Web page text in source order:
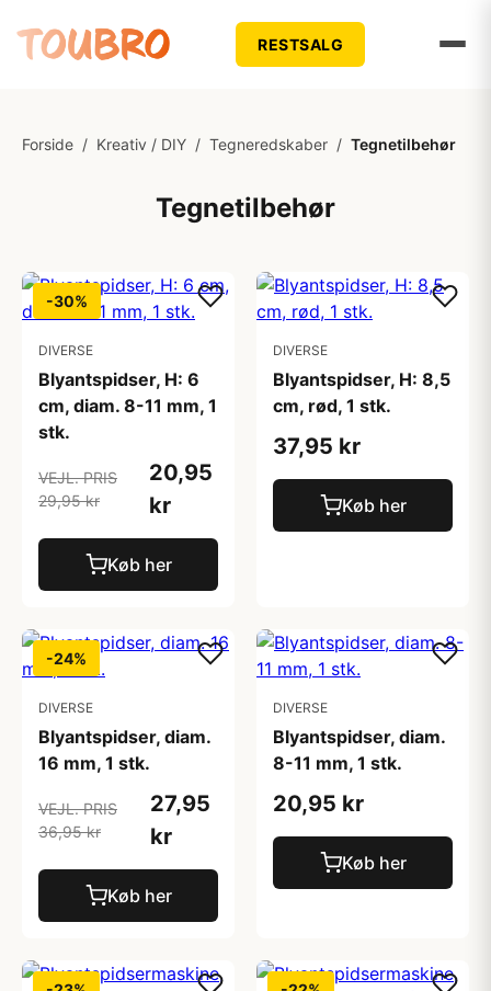
RESTSALG
Forside / Kreativ / DIY / Tegneredskaber / Tegnetilbehør
Tegnetilbehør
-30%
DIVERSE
Blyantspidser, H: 6
cm, diam. 8-11 mm, 1
stk.
VEJL. PRIS
29,95 kr
20,95
kr
Køb her
DIVERSE
Blyantspidser, H: 8,5
cm, rød, 1 stk.
37,95 kr
Køb her
-24%
DIVERSE
Blyantspidser, diam.
16 mm, 1 stk.
VEJL. PRIS
36,95 kr
27,95
kr
Køb her
DIVERSE
Blyantspidser, diam.
8-11 mm, 1 stk.
20,95 kr
Køb her